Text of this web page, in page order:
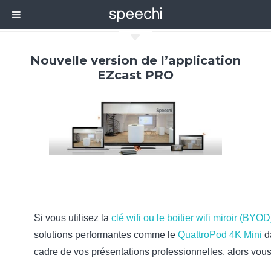
Nouvelle version de l’application
EZcast PRO
Si vous utilisez la clé wifi ou le boitier wifi miroir
solutions performantes comme le QuattroPod 4K Mini
cadre de vos présentations professionnelles, alors